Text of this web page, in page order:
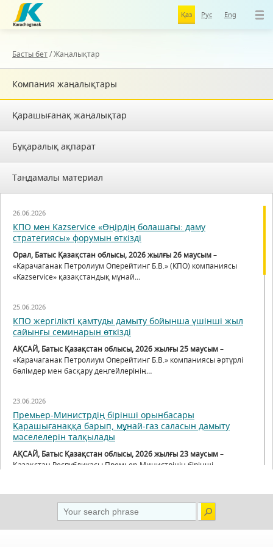
Қаз Рус Eng
Басты бет/Жаңалықтар
Компания жаңалықтары
Қарашығанақ жаңалықтар
Бұқаралық ақпарат
Таңдамалы материал
26.06.2026
КПО мен Kazservice «Өңірдің болашағы: даму
стратегиясы» форумын өткізді
Орал, Батыс Қазақстан облысы, 2026 жылғы 26 маусым–
«Карачаганак Петролиум Оперейтинг Б.В.» (КПО) компаниясы
«Kazservice» қазақстандық мұнай…
25.06.2026
КПО жергілікті қамтуды дамыту бойынша үшінші жыл
сайынғы семинарын өткізді
АҚСАЙ, Батыс Қазақстан облысы, 2026 жылғы 25 маусым–
«Карачаганак Петролиум Оперейтинг Б.В.» компаниясы әртүрлі
бөлімдер мен басқару деңгейлерінің…
23.06.2026
Премьер-Министрдің бірінші орынбасары
Қарашығанаққа барып, мұнай-газ саласын дамыту
мәселелерін талқылады
АҚСАЙ, Батыс Қазақстан облысы, 2026 жылғы 23 маусым–
Қазақстан Республикасы Премьер-Министрінің бірінші
КПО компаниясы жергілікті қамтуды қолдауға
бағытталған шараларды күшейтуде: «PetroCouncil»